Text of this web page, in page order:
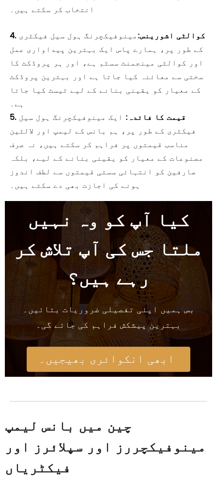
انتخاب کر سکتے ہیں۔
4. کوالٹی اشورینس:مینوفیکچرنگ ہول سیل فیکٹری
کے طور پر، ہمارے پاس ایک بہترین پیداواری عمل
اور کوالٹی مینجمنٹ سسٹم ہے، اور ہر پروڈکٹ کا
سختی سے معائنہ کیا جاتا ہے اور بہترین پروڈکٹ
کے معیار کو یقینی بنانے کے لیے ٹیسٹ کیا جاتا
ہے۔
5. قیمت کا فائدہ: ایک مینوفیکچرنگ ہول سیل
فیکٹری کے طور پر، ہم بانس کے لیمپ اور لالٹین
مناسب قیمتوں پر فراہم کر سکتے ہیں، نہ صرف
مصنوعات کے معیار کو یقینی بنانے کے لیے، بلکہ
صارفین کو انتہائی سستی قیمتوں سے لطف اندوز
ہونے کی اجازت بھی دے سکتے ہیں۔
کیا آپ کو وہ نہیں
ملتا جس کی آپ تلاش کر
رہے ہیں؟
بس ہمیں اپنی تفصیلی ضروریات بتائیں۔
بہترین پیشکش فراہم کی جائے گی۔
ابھی انکوائری بھیجیں۔
چین میں بانس لیمپ
مینوفیکچررز اور سپلائرز اور
فیکٹریاں